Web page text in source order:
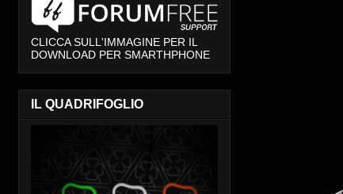
CLICCA SULL'IMMAGINE PER IL
DOWNLOAD PER SMARTHPHONE
IL QUADRIFOGLIO